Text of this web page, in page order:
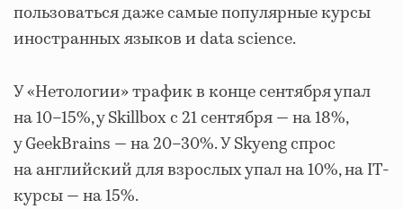
пользоваться даже самые популярные курсы
иностранных языков и data science.
У «Нетологии» трафик в конце сентября упал
на 10–15%, у Skillbox с 21 сентября — на 18%,
у GeekBrains — на 20–30%. У Skyeng спрос
на английский для взрослых упал на 10%, на IT-
курсы — на 15%.